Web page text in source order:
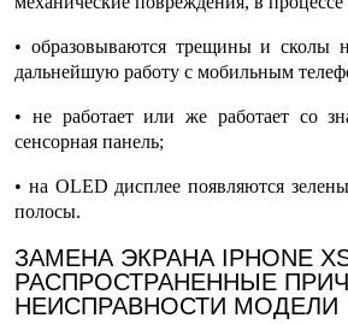
• образовываются трещины и сколы
дальнейшую работу с мобильным
• не работает или же работает со
сенсорная панель;
• на OLED дисплее появляются
полосы.
ЗАМЕНА ЭКРАНА IPHONE
РАСПРОСТРАНЕННЫЕ
НЕИСПРАВНОСТИ МОДЕЛИ